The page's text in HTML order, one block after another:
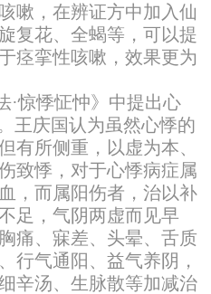
嗽，在辨证方中加入仙
复花、全蝎等，可以提
痉挛性咳嗽，效果更为
·惊悸怔忡》中提出心
王庆国认为虽然心悸的
有所侧重，以虚为本、
致悸，对于心悸病症属
，而属阳伤者，治以补
足，气阴两虚而见早
痛、寐差、头晕、舌质
行气通阳、益气养阴，
辛汤、生脉散等加减治